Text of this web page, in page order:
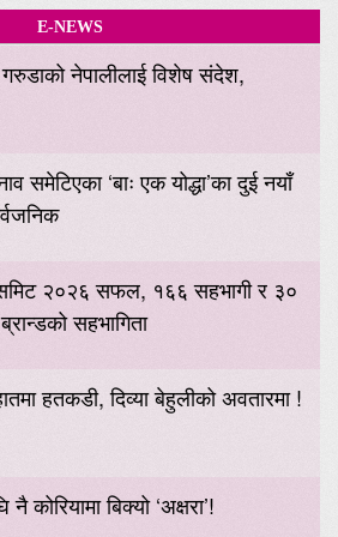
E-NEWS
नेपालीलाई विशेष संदेश,
समेटिएका ‘बाः एक योद्धा’का दुई नयाँ
२०२६ सफल, १६६ सहभागी र ३०
सहभागिता
हतकडी, दिव्या बेहुलीको अवतारमा !
कोरियामा बिक्यो ‘अक्षरा’!